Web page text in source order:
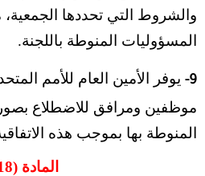
والشروط التي تحددها الجمعية،
المسؤوليات المنوطة باللجنة.
9- يوفر الأمين العام للأمم
موظفين ومرافق للاضطلاع
المنوطة بها بموجب هذه
المادة (18)